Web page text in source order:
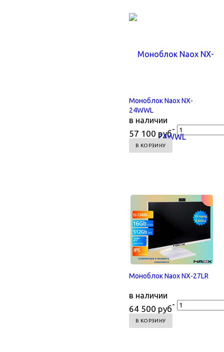
Моноблок Naox NX-
24WWL
в наличии
57 100 руб-
Моноблок Naox NX-27LR
в наличии
64 500 руб-